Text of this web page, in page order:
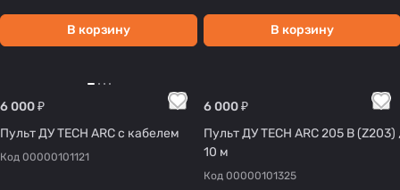
В корзину В корзину
6 000 ₽
Пульт ДУ TECH ARC с кабелем
Код 00000101121
6 000 ₽
Пульт ДУ TECH ARC 205 B (Z203) ,
10 м
Код 00000101325